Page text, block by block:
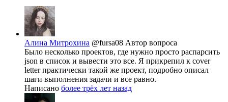
Алина Митрохина @fursa08 Автор вопроса
Было несколько проектов, где нужно просто распарсить
json в список и вывести это все. Я прикрепил к сover
letter практически такой же проект, подробно описал
шаги выполнения задачи и все равно.
Написано более трёх лет назад